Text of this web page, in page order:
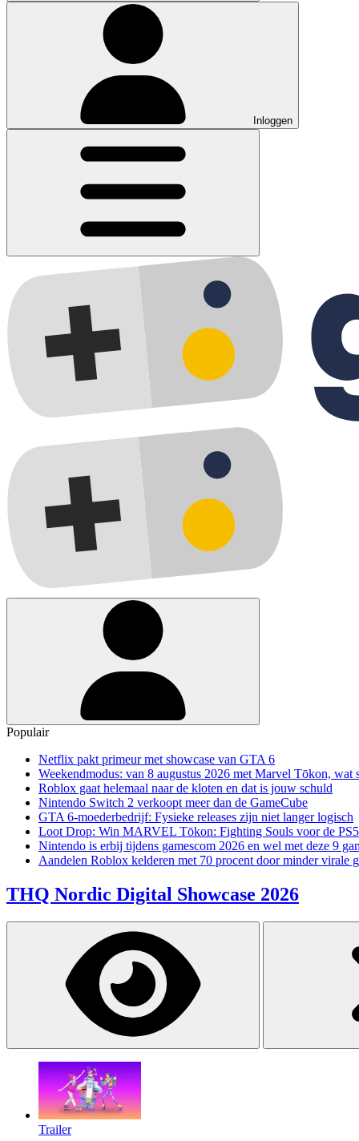
Inloggen
Populair
Netflix pakt primeur met showcase van GTA 6
Weekendmodus: van 8 augustus 2026 met Marvel Tōkon, wat
Roblox gaat helemaal naar de kloten en dat is jouw schuld
Nintendo Switch 2 verkoopt meer dan de GameCube
GTA 6-moederbedrijf: Fysieke releases zijn niet langer logisch
Loot Drop: Win MARVEL Tōkon: Fighting Souls voor de PS5
Nintendo is erbij tijdens gamescom 2026 en wel met deze 9
Aandelen Roblox kelderen met 70 procent door minder virale
THQ Nordic Digital Showcase 2026
Trailer